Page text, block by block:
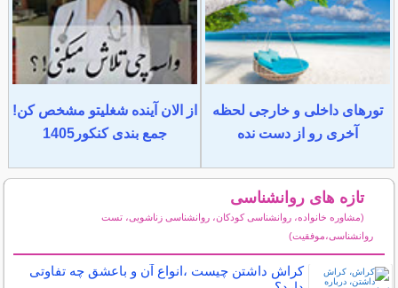
تورهای داخلی و خارجی لحظه
آخری رو از دست نده
از الان آینده شغلیتو مشخص کن!
جمع بندی کنکور1405
تازه های روانشناسی
(مشاوره خانواده، روانشناسی کودکان، روانشناسی زناشویی، تست
روانشناسی،موفقیت)
کراش داشتن چیست ،انواع آن و باعشق چه تفاوتی